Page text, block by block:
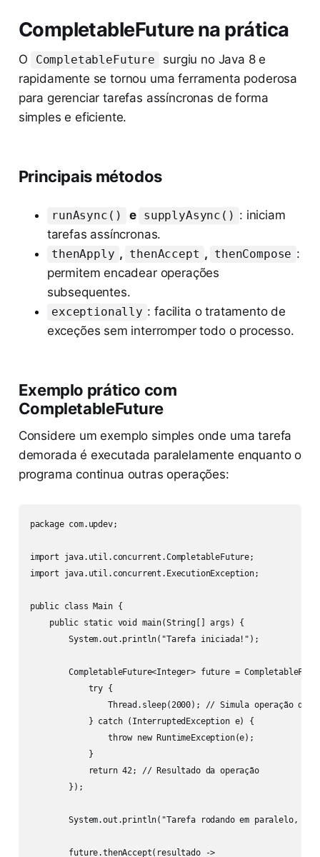
CompletableFuture na prática
O CompletableFuture
surgiu no Java 8 e
rapidamente se tornou uma ferramenta poderosa
para gerenciar tarefas assíncronas de forma
simples e eficiente.
Principais métodos
runAsync() e supplyAsync() : iniciam
tarefas assíncronas.
thenApply , thenAccept , thenCompose :
permitem encadear operações
subsequentes.
exceptionally : facilita o tratamento de
exceções sem interromper todo o processo.
Exemplo prático com
CompletableFuture
Considere um exemplo simples onde uma tarefa
demorada é executada paralelamente enquanto o
programa continua outras operações:
package com.updev;
import java.util.concurrent.CompletableFuture;
import java.util.concurrent.ExecutionException;
public class Main {
    public static void main(String[] args) {
        System.out.println("Tarefa iniciada!");
CompletableFuture<Integer> future =
            try {
Thread.sleep(2000); // Simula operação
            } catch (InterruptedException e) {
                throw new RuntimeException(e);
            }
            return 42; // Resultado da operação
        });
System.out.println("Tarefa rodando em paralelo,
        future.thenAccept(resultado ->